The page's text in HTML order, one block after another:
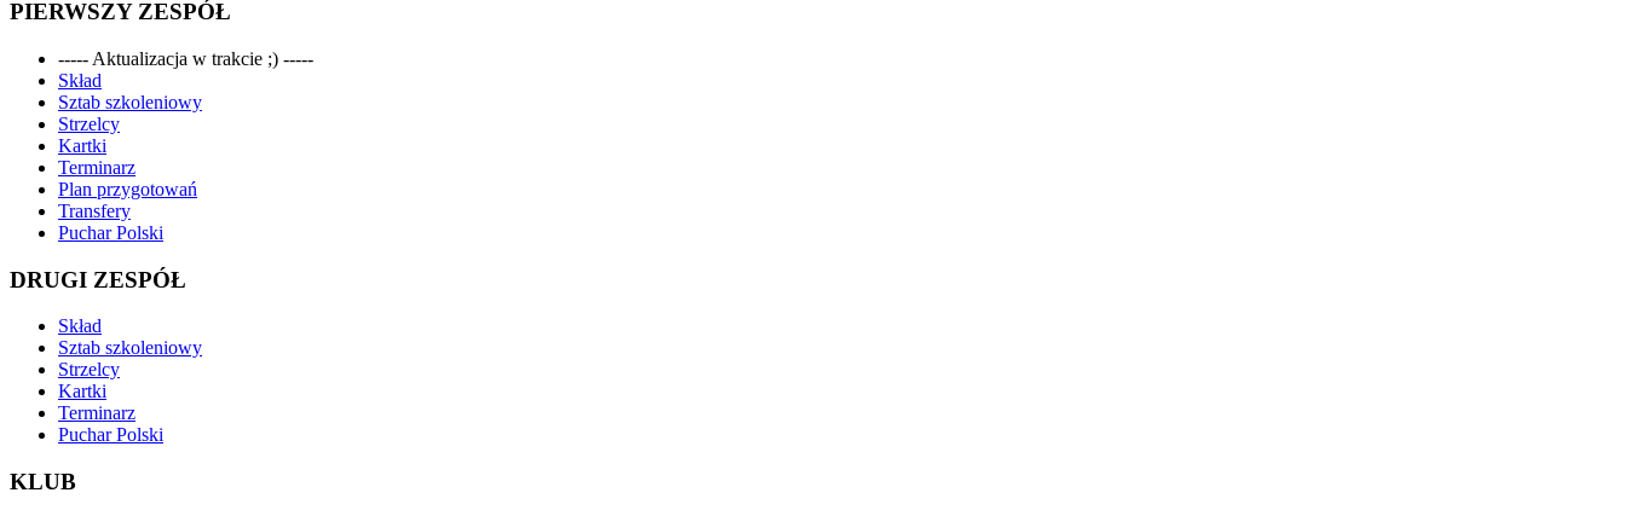
PIERWSZY ZESPÓŁ
----- Aktualizacja w trakcie ;) -----
Skład
Sztab szkoleniowy
Strzelcy
Kartki
Terminarz
Plan przygotowań
Transfery
Puchar Polski
DRUGI ZESPÓŁ
Skład
Sztab szkoleniowy
Strzelcy
Kartki
Terminarz
Puchar Polski
KLUB